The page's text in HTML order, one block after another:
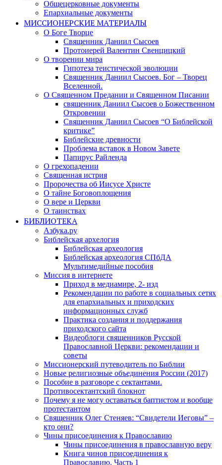
Общецерковные документы
Епархиальные документы
МИССИОНЕРСКИЕ МАТЕРИАЛЫ
О Боге Творце
Священник Даниил Сысоев
Протоиерей Валентин Свенцицкий
О творении мира
Гипотеза теистической эволюции
Священник Даниил Сысоев. Бог – Творец
Вселенной.
О Священном Предании и Священном Писании
священник Даниил Сысоев о Божественном
Откровении
Священник Даниил Сысоев “О Библейской
критике”
Библейские древности
Проблема вставок в Новом Завете
Папирус Райленда
О грехопадении
Священная истрия
Пророчества об Иисусе Христе
О тайне Боговоплощения
О вере и Церкви
О таинствах
БИБЛИОТЕКА
Азбука.ру
Библейская архелогия
Библейская археология
Библейская археология СПбДА
Мультимедийные пособия
Миссия в интернете
Приход в медиамире, 2- изд
Рекомендации по работе в социальных сетях
для епархиальных и приходских
информационных служб
Практика создания и поддержания
приходского сайта
Видеоблоги священников Русской
Православной Церкви: рекомендации и
советы
Миссионерский путеводитель по Библии
Новые религиозные объединения России (2017)
Пособие в разговоре с сектантами.
Противосектантский блокнот
Почему я не могу оставаться баптистом и вообще
протестантом
Священник Олег Стеняев: “Свидетели Иеговы” –
кто они?
Чины присоединения к Православию
Чины присоединения в православную веру
Книга чинов присоединения к
Православию. Часть 1